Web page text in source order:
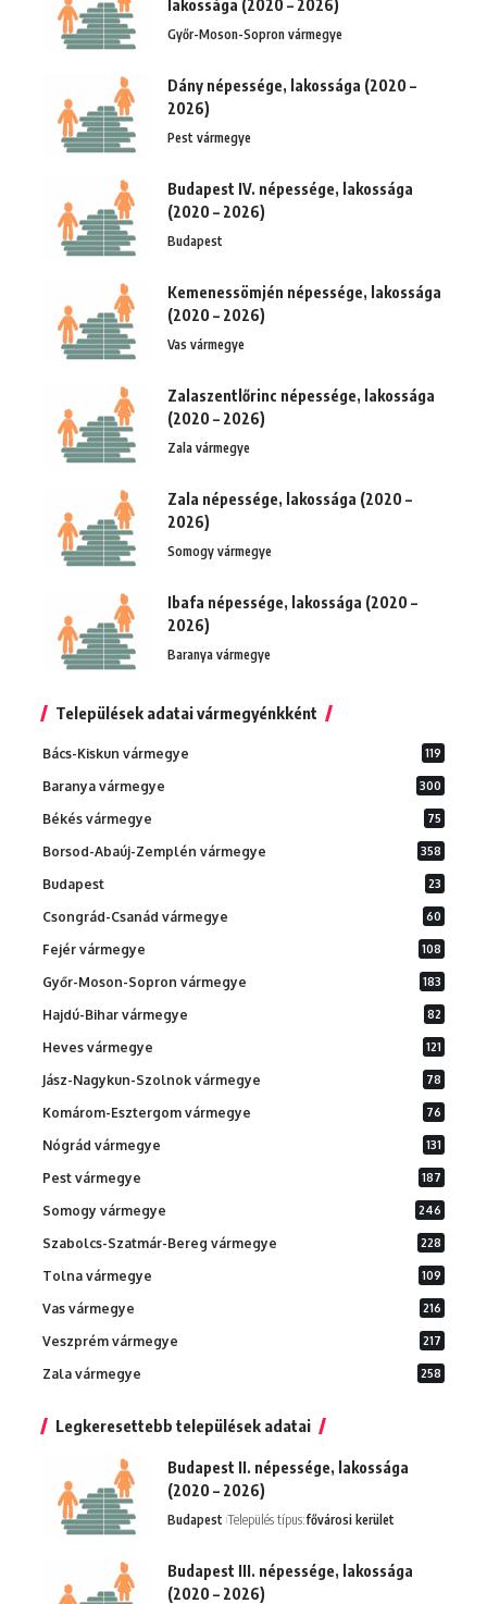
lakossága (2020 – 2026)
Győr-Moson-Sopron vármegye
Dány népessége, lakossága (2020 –
2026)
Pest vármegye
Budapest IV. népessége, lakossága
(2020 – 2026)
Budapest
Kemenessömjén népessége, lakossága
(2020 – 2026)
Vas vármegye
Zalaszentlőrinc népessége, lakossága
(2020 – 2026)
Zala vármegye
Zala népessége, lakossága (2020 –
2026)
Somogy vármegye
Ibafa népessége, lakossága (2020 –
2026)
Baranya vármegye
Települések adatai vármegyénkként
Bács-Kiskun vármegye 119
Baranya vármegye 300
Békés vármegye 75
Borsod-Abaúj-Zemplén vármegye 358
Budapest 23
Csongrád-Csanád vármegye 60
Fejér vármegye 108
Győr-Moson-Sopron vármegye 183
Hajdú-Bihar vármegye 82
Heves vármegye 121
Jász-Nagykun-Szolnok vármegye 78
Komárom-Esztergom vármegye 76
Nógrád vármegye 131
Pest vármegye 187
Somogy vármegye 246
Szabolcs-Szatmár-Bereg vármegye 228
Tolna vármegye 109
Vas vármegye 216
Veszprém vármegye 217
Zala vármegye 258
Legkeresettebb települések adatai
Budapest II. népessége, lakossága
(2020 – 2026)
Budapest Település típus:fővárosi kerület
Budapest III. népessége, lakossága
(2020 – 2026)